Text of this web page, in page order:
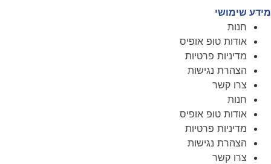
מידע שימושי
חנות
אודות טופ אופיס
מדיניות פרטיות
הצהרת נגישות
צרו קשר
חנות
אודות טופ אופיס
מדיניות פרטיות
הצהרת נגישות
צרו קשר